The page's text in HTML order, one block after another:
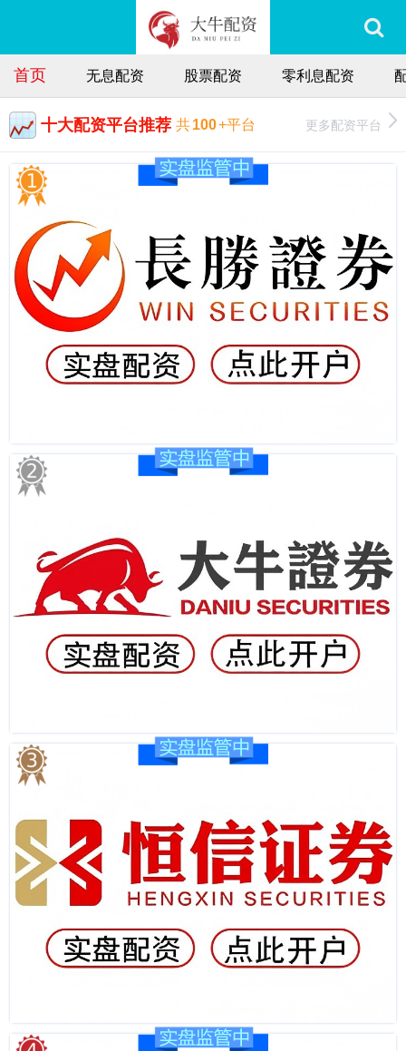
首页 无息配资 股票配资 零利息配资
十大配资平台推荐 共100+平台 更多配资平台